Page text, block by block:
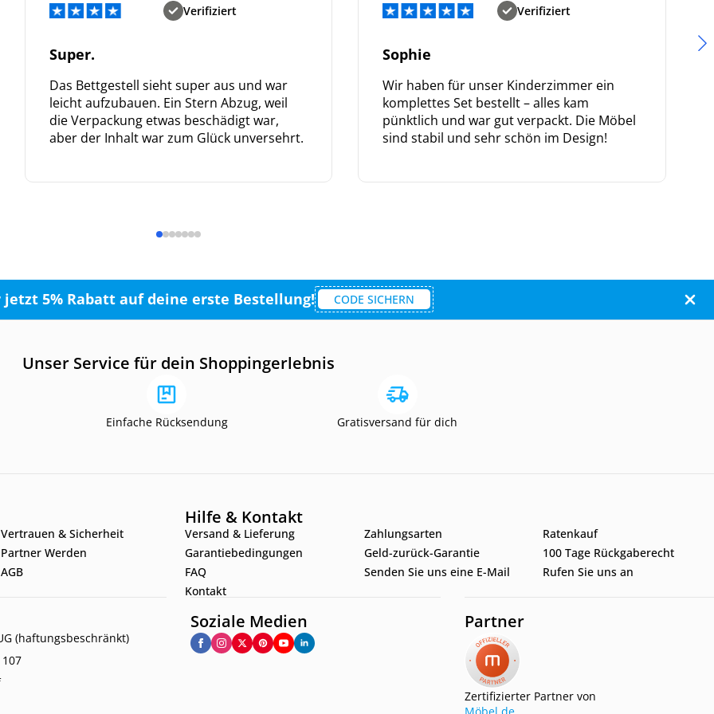
Verifiziert
Super.
Das Bettgestell sieht super aus und war
leicht aufzubauen. Ein Stern Abzug, weil
die Verpackung etwas beschädigt war,
aber der Inhalt war zum Glück unversehrt.
Verifiziert
Sophie
Wir haben für unser Kinderzimmer ein
komplettes Set bestellt – alles kam
pünktlich und war gut verpackt. Die Möbel
sind stabil und sehr schön im Design!
jetzt 5% Rabatt auf deine erste Bestellung! CODE SICHERN
Unser Service für dein Shoppingerlebnis
Einfache Rücksendung Gratisversand für dich
Vertrauen & Sicherheit
Partner Werden
AGB
Hilfe & Kontakt
Versand & Lieferung Zahlungsarten
Ratenkauf
Garantiebedingungen
Geld-zurück-Garantie
100 Tage Rückgaberecht
FAQ
Senden Sie uns eine E-Mail
Rufen Sie uns an
Kontakt
(haftungsbeschränkt)
Soziale Medien Partner
Zertifizierter Partner von